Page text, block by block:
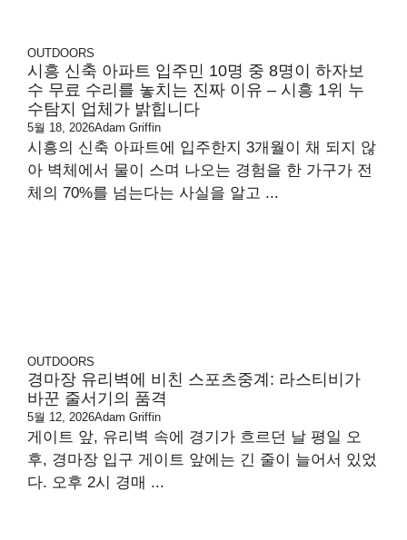
OUTDOORS
시흥 신축 아파트 입주민 10명 중 8명이 하자보
수 무료 수리를 놓치는 진짜 이유 – 시흥 1위 누
수탐지 업체가 밝힙니다
5월 18, 2026Adam Griffin
시흥의 신축 아파트에 입주한지 3개월이 채 되지 않
아 벽체에서 물이 스며 나오는 경험을 한 가구가 전
체의 70%를 넘는다는 사실을 알고 ...
OUTDOORS
경마장 유리벽에 비친 스포츠중계: 라스티비가
바꾼 줄서기의 품격
5월 12, 2026Adam Griffin
게이트 앞, 유리벽 속에 경기가 흐르던 날 평일 오
후, 경마장 입구 게이트 앞에는 긴 줄이 늘어서 있었
다. 오후 2시 경매 ...